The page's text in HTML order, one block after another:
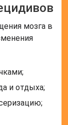
мозга в
и отдыха;